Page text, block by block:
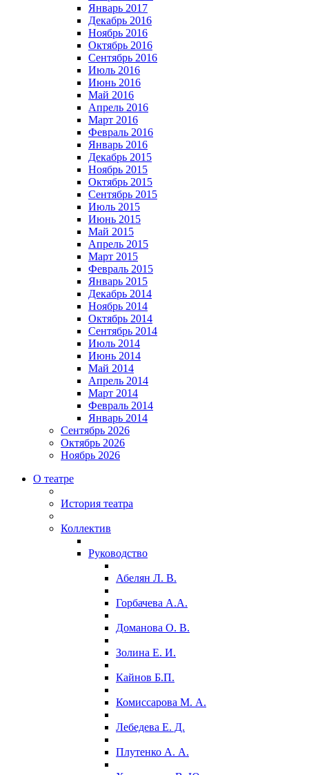
Январь 2017
Декабрь 2016
Ноябрь 2016
Октябрь 2016
Сентябрь 2016
Июль 2016
Июнь 2016
Май 2016
Апрель 2016
Март 2016
Февраль 2016
Январь 2016
Декабрь 2015
Ноябрь 2015
Октябрь 2015
Сентябрь 2015
Июль 2015
Июнь 2015
Май 2015
Апрель 2015
Март 2015
Февраль 2015
Январь 2015
Декабрь 2014
Ноябрь 2014
Октябрь 2014
Сентябрь 2014
Июль 2014
Июнь 2014
Май 2014
Апрель 2014
Март 2014
Февраль 2014
Январь 2014
Сентябрь 2026
Октябрь 2026
Ноябрь 2026
О театре
История театра
Коллектив
Руководство
Абелян Л. В.
Горбачева А.А.
Доманова О. В.
Золина Е. И.
Кайнов Б.П.
Комиссарова М. А.
Лебедева Е. Д.
Плутенко А. А.